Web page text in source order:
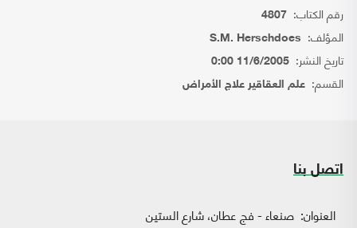
رقم الكتاب: 4807
المؤلف: S.M. Herschdoes
تاريخ النشر: 11/6/2005 0:00
القسم: علم العقاقير علاج الأمراض
اتصل بنا
العنوان: صنعاء - فج عطان، شارع الستين